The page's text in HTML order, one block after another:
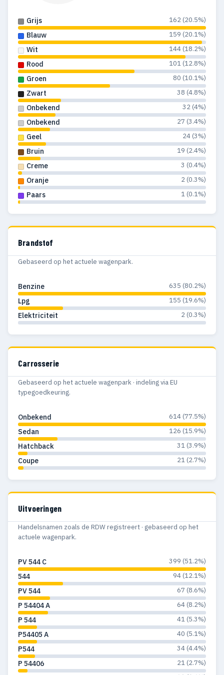
Grijs 162 (20.5%)
Blauw 159 (20.1%)
Wit 144 (18.2%)
Rood 101 (12.8%)
Groen 80 (10.1%)
Zwart 38 (4.8%)
Onbekend 32 (4%)
Onbekend 27 (3.4%)
Geel 24 (3%)
Bruin 19 (2.4%)
Creme 3 (0.4%)
Oranje 2 (0.3%)
Paars 1 (0.1%)
Brandstof
Gebaseerd op het actuele wagenpark.
Benzine 635 (80.2%)
Lpg 155 (19.6%)
Elektriciteit 2 (0.3%)
Carrosserie
Gebaseerd op het actuele wagenpark · indeling via EU
typegoedkeuring.
Onbekend 614 (77.5%)
Sedan 126 (15.9%)
Hatchback 31 (3.9%)
Coupe 21 (2.7%)
Uitvoeringen
Handelsnamen zoals de RDW registreert · gebaseerd op het
actuele wagenpark.
PV 544 C 399 (51.2%)
544 94 (12.1%)
PV 544 67 (8.6%)
P 54404 A 64 (8.2%)
P 544 41 (5.3%)
P54405 A 40 (5.1%)
P544 34 (4.4%)
P 54406 21 (2.7%)